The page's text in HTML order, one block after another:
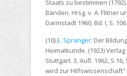
Staats zu bestimmen
Bänden. Hrsg. v. A. Flitner
Darmstadt 1960, Bd. I, S. 106
(10)E. Spranger: Der
Heimatkunde. (1923) Verlag
Stuttgart. 3. Aufl. 1962, S.16,
wird zur